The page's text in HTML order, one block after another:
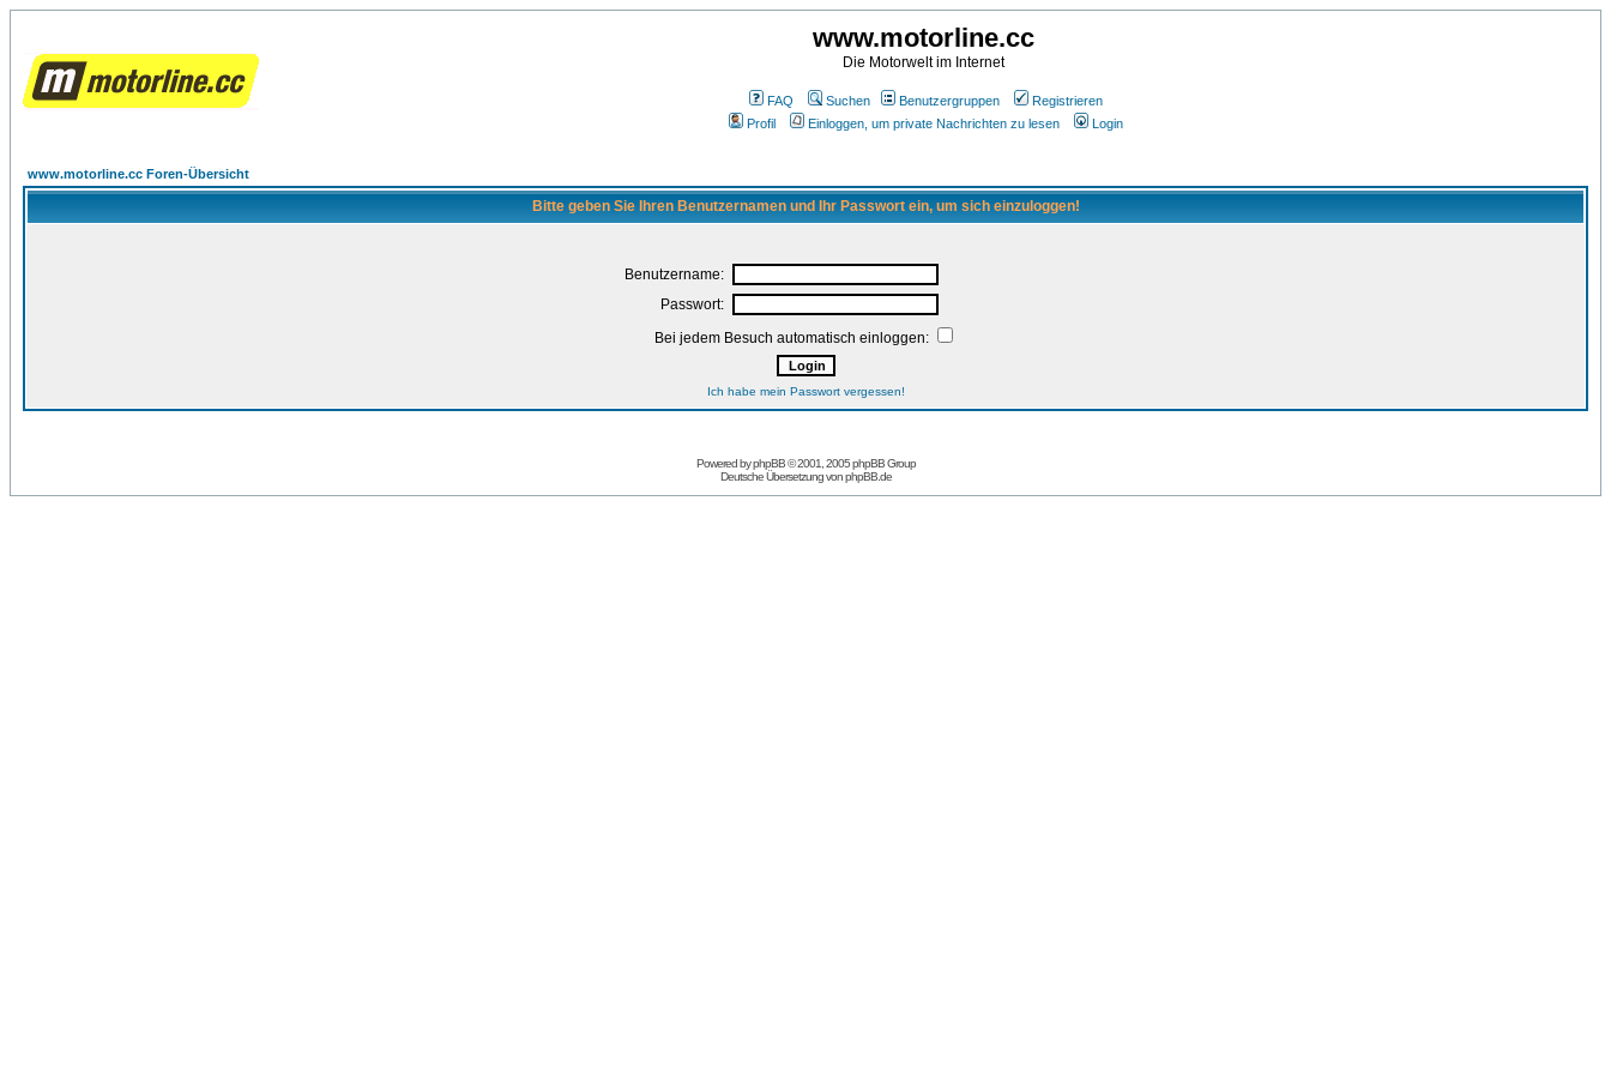
www.motorline.cc
Die Motorwelt im Internet
FAQ Suchen Benutzergruppen
Registrieren
Profil
Einloggen, um private Nachrichten zu lesen Login
www.motorline.cc Foren-Übersicht
Bitte geben Sie Ihren Benutzernamen und Ihr Passwort ein, um sich einzuloggen!
Benutzername:
Passwort:
Bei jedem Besuch automatisch einloggen:
Ich habe mein Passwort vergessen!
Powered byphpBB© 2001, 2005 phpBB Group
Deutsche Übersetzung vonphpBB.de